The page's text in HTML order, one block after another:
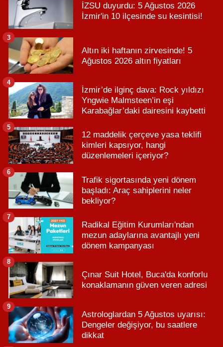
İZSU duyurdu: 5 Ağustos 2026
İzmir'in 10 ilçesinde su kesintisi!
Altın iki haftanın zirvesinde! 5
Ağustos 2026 altın fiyatları
3
İzmir’de ilginç dava: Rock yıldızı
Yngwie Malmsteen’in eşi
Karabağlar’daki dairesini kaybetti
4
12 maddelik çerçeve yasa teklifi
kimleri kapsıyor, hangi
düzenlemeleri içeriyor?
5
Trafik sigortasında yeni dönem
başladı: Araç sahiplerini neler
bekliyor?
6
Radikal Eğitim Kurumları'ndan
mezun adaylarına avantajlı yeni
dönem kampanyası
7
Çınar Suit Hotel, Buca'da konforlu
konaklamanın güven veren adresi
8
Astrologlardan 5 Ağustos uyarısı:
Dengeler değişiyor, bu saatlere
dikkat
9